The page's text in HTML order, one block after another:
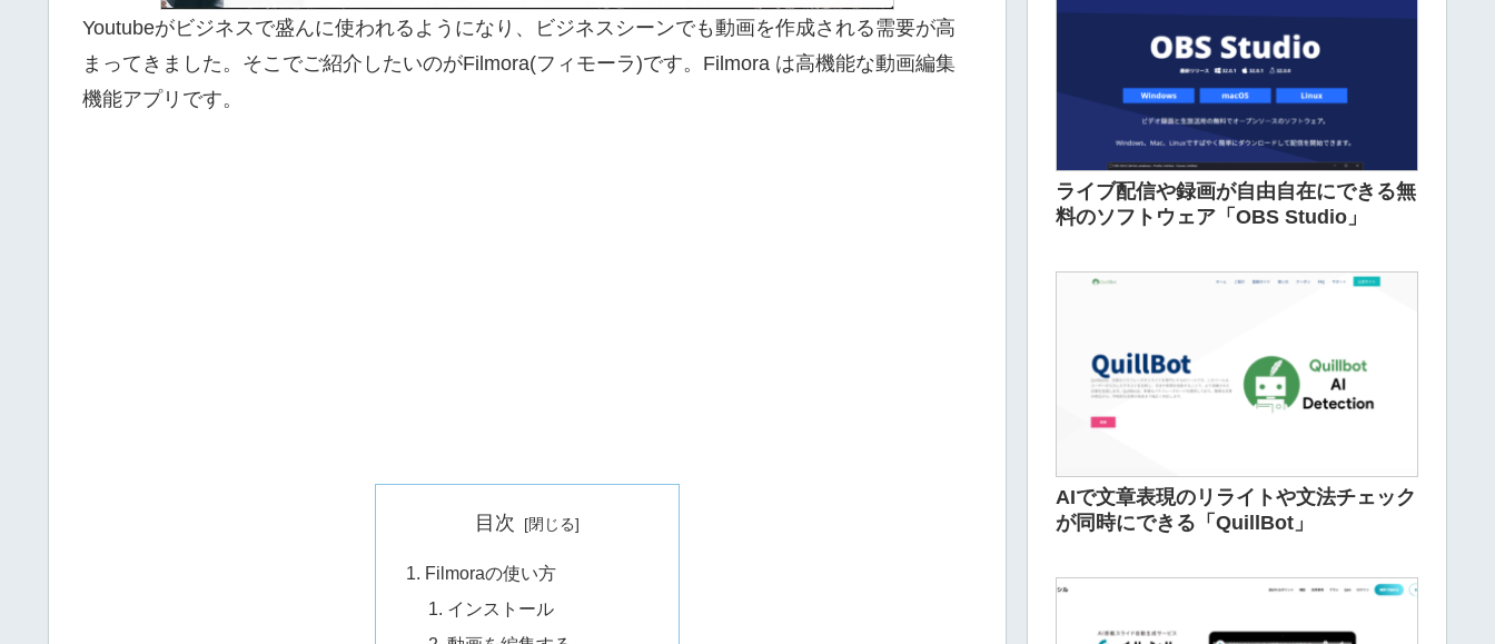
or
with
Youtubeがビジネスで盛んに使われるようになり、ビジネスシーンでも動画を作成される需要が高
まってきました。そこでご紹介したいのがFilmora(フィモーラ)です。Filmora は高機能な動画編集
機能アプリです。
目次
Filmoraの使い方
インストール
ライブ配信や録画が自由自在にできる無
料のソフトウェア「OBS Studio」
AIで文章表現のリライトや文法チェック
が同時にできる「QuillBot」